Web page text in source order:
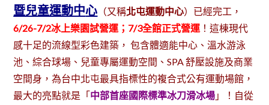
暨兒童運動中心 （又稱北屯運動中心）已經完工，
6/26-7/2冰上樂園試營運；7/3全館正式營運 ！這棟現代
感十足的流線型彩色建築， 包含體適能中心、溫水游泳
池、綜合球場、兒童專屬運動空間、SPA 舒壓設施及商業
空間身，為台中北屯最具指標性的複合式公有運動場館，
最大的亮點就是「中部首座國際標準冰刀滑冰場 」！自從